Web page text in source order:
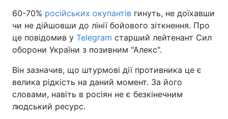
60-70% російських окупантів гинуть, не доїхавши
чи не дійшовши до лінії бойового зіткнення. Про
це повідомив у Telegram старший лейтенант Сил
оборони України з позивним "Алекс".
Він зазначив, що штурмові дії противника це є
велика рідкість на даний момент. За його
словами, навіть в росіян не є безкінечним
людський ресурс.